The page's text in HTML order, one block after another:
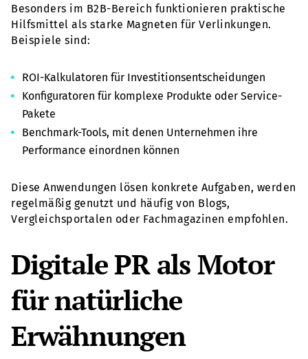
Besonders im B2B-Bereich funktionieren praktische
Hilfsmittel als starke Magneten für Verlinkungen.
Beispiele sind:
ROI-Kalkulatoren für Investitionsentscheidungen
Konfiguratoren für komplexe Produkte oder Service-
Pakete
Benchmark-Tools, mit denen Unternehmen ihre
Performance einordnen können
Diese Anwendungen lösen konkrete Aufgaben, werden
regelmäßig genutzt und häufig von Blogs,
Vergleichsportalen oder Fachmagazinen empfohlen.
Digitale PR als Motor
für natürliche
Erwähnungen